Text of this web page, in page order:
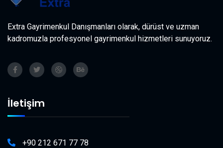
Extra Gayrimenkul Danışmanları olarak, dürüst ve uzman
kadromuzla profesyonel gayrimenkul hizmetleri sunuyoruz.
İletişim
+90 212 671 77 78